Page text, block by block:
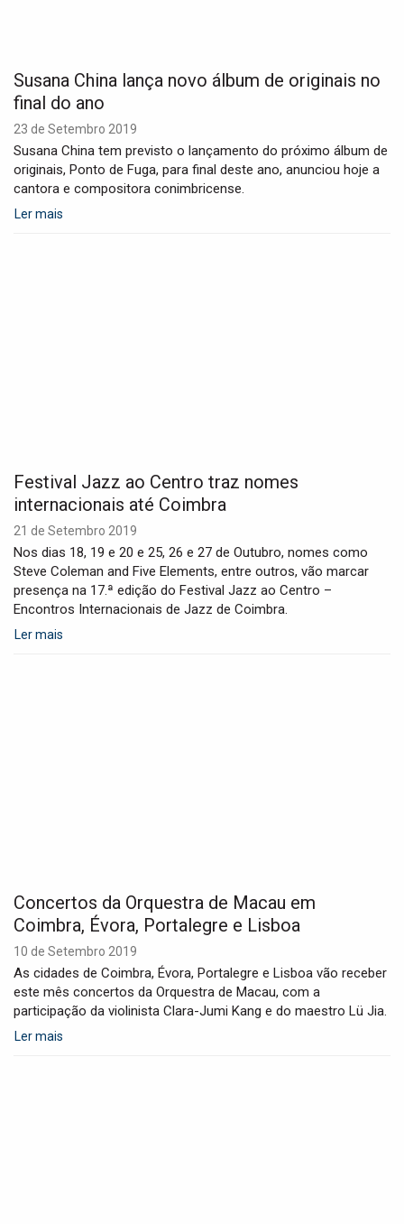
Susana China lança novo álbum de originais no
final do ano
23 de Setembro 2019
Susana China tem previsto o lançamento do próximo álbum de
originais, Ponto de Fuga, para final deste ano, anunciou hoje a
cantora e compositora conimbricense.
Ler mais
Festival Jazz ao Centro traz nomes
internacionais até Coimbra
21 de Setembro 2019
Nos dias 18, 19 e 20 e 25, 26 e 27 de Outubro, nomes como
Steve Coleman and Five Elements, entre outros, vão marcar
presença na 17.ª edição do Festival Jazz ao Centro –
Encontros Internacionais de Jazz de Coimbra.
Ler mais
Concertos da Orquestra de Macau em
Coimbra, Évora, Portalegre e Lisboa
10 de Setembro 2019
As cidades de Coimbra, Évora, Portalegre e Lisboa vão receber
este mês concertos da Orquestra de Macau, com a
participação da violinista Clara-Jumi Kang e do maestro Lü Jia.
Ler mais